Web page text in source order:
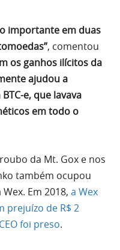
importante em duas
, comentou
os ganhos ilícitos da
ajudou a
e, que lavava
em todo o
da Mt. Gox e nos
também ocupou
Em 2018, a Wex
prejuízo de R$ 2
foi preso.